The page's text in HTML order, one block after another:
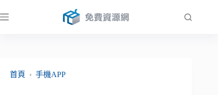
至
首頁
› 手機APP